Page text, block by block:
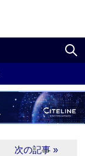
次の記事 »